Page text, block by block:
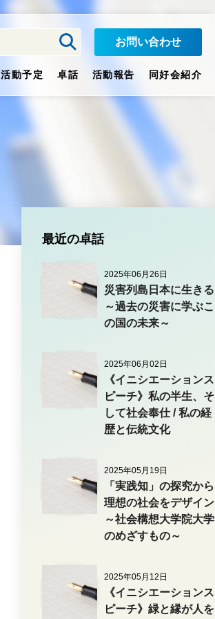
活動予定 卓話 活動報告 同好会紹介
お問い合わせ
最近の卓話
2025年06月26日
災害列島日本に生きる
～過去の災害に学ぶこ
の国の未来～
2025年06月02日
《イニシエーションス
ピーチ》私の半生、そ
して社会奉仕 / 私の経
歴と伝統文化
2025年05月19日
「実践知」の探究から
理想の社会をデザイン
～社会構想大学院大学
のめざすもの～
2025年05月12日
《イニシエーションス
ピーチ》緑と縁が人を